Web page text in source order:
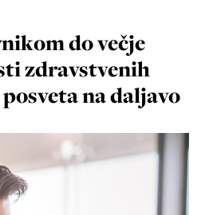
do večje
zdravstvenih
na daljavo